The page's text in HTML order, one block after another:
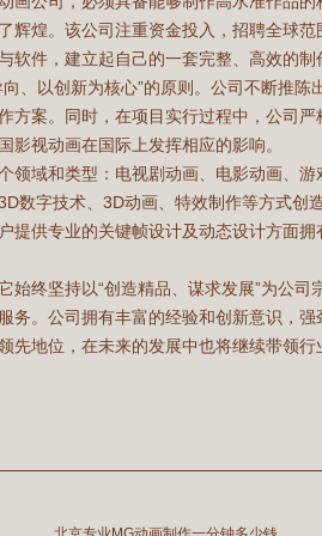
辉煌。该公司注重资金投入，招聘全球范
件，建立起自己的一套完整、高效的制
、以创新为核心”的原则。公司不断推陈
方案。同时，在项目实行过程中，公司严
影视动画在国际上发挥相应的影响。
领域和类型：电视剧动画、电影动画、游
数字技术、3D动画、特效制作等方式创
提供专业的关键帧设计及动态设计方面拥
终坚持以“创造精品、谋求发展”为公司
。公司拥有丰富的经验和创新意识，强
先地位，在未来的发展中也将继续带领行